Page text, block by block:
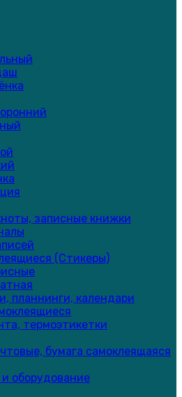
записные книжки
(Стикеры)
планнинги, календари
термоэтикетки
бумага самоклеящаяся
оборудование